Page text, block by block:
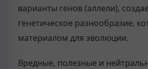
варианты генов (аллели),
генетическое разнообразие,
материалом для эволюции.
Вредные, полезные и